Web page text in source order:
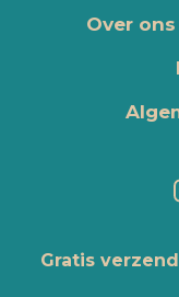
Over ons
Gratis